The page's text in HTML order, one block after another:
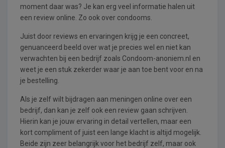
moment daar was? Je kan erg veel informatie halen uit
een review online. Zo ook over condooms.
Juist door reviews en ervaringen krijg je een concreet,
genuanceerd beeld over wat je precies wel en niet kan
verwachten bij een bedrijf zoals Condoom-anoniem.nl en
weet je een stuk zekerder waar je aan toe bent voor en na
je bestelling.
Als je zelf wilt bijdragen aan meningen online over een
bedrijf, dan kan je zelf ook een review gaan schrijven.
Hierin kan je jouw ervaring in detail vertellen, maar een
kort compliment of juist een lange klacht is altijd mogelijk.
Beide zijn zeer belangrijk voor het bedrijf zelf, maar ook